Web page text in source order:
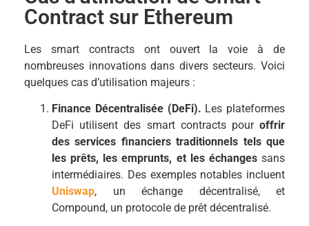
Contract sur Ethereum
Les smart contracts ont ouvert la voie à de
nombreuses innovations dans divers secteurs. Voici
quelques cas d’utilisation majeurs :
Finance Décentralisée (DeFi). Les plateformes
DeFi utilisent des smart contracts pour offrir
des services financiers traditionnels tels que
les prêts, les emprunts, et les échangessans
intermédiaires. Des exemples notables incluent
Uniswap, un échange décentralisé, et
Compound, un protocole de prêt décentralisé.